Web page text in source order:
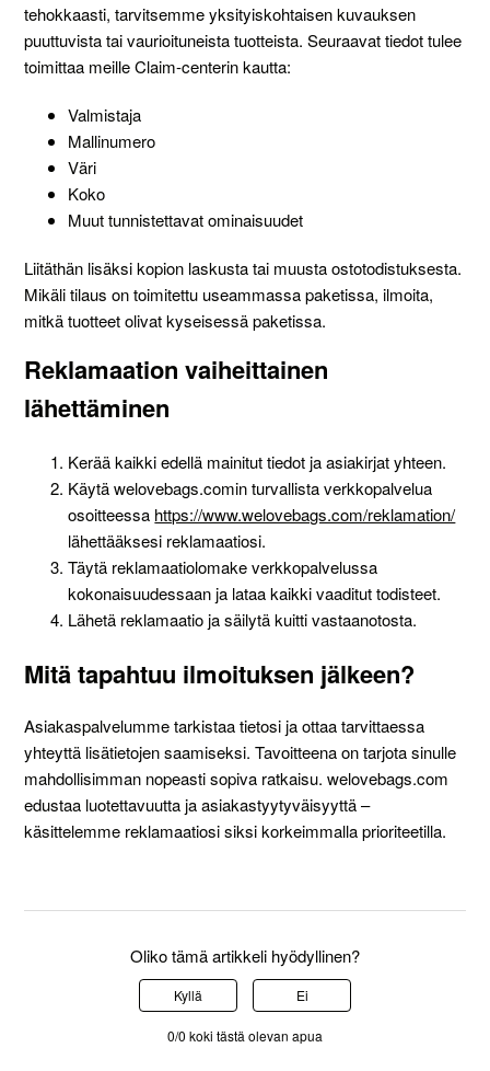
tehokkaasti, tarvitsemme yksityiskohtaisen kuvauksen
puuttuvista tai vaurioituneista tuotteista. Seuraavat tiedot tulee
toimittaa meille Claim-centerin kautta:
Valmistaja
Mallinumero
Väri
Koko
Muut tunnistettavat ominaisuudet
Liitäthän lisäksi kopion laskusta tai muusta ostotodistuksesta.
Mikäli tilaus on toimitettu useammassa paketissa, ilmoita,
mitkä tuotteet olivat kyseisessä paketissa.
Reklamaation vaiheittainen
lähettäminen
Kerää kaikki edellä mainitut tiedot ja asiakirjat yhteen.
Käytä welovebags.comin turvallista verkkopalvelua
osoitteessa https://www.welovebags.com/reklamation/
lähettääksesi reklamaatiosi.
Täytä reklamaatiolomake verkkopalvelussa
kokonaisuudessaan ja lataa kaikki vaaditut todisteet.
Lähetä reklamaatio ja säilytä kuitti vastaanotosta.
Mitä tapahtuu ilmoituksen jälkeen?
Asiakaspalvelumme tarkistaa tietosi ja ottaa tarvittaessa
yhteyttä lisätietojen saamiseksi. Tavoitteena on tarjota sinulle
mahdollisimman nopeasti sopiva ratkaisu. welovebags.com
edustaa luotettavuutta ja asiakastyytyväisyyttä –
käsittelemme reklamaatiosi siksi korkeimmalla prioriteetilla.
Oliko tämä artikkeli hyödyllinen?
Kyllä Ei
0/0 koki tästä olevan apua